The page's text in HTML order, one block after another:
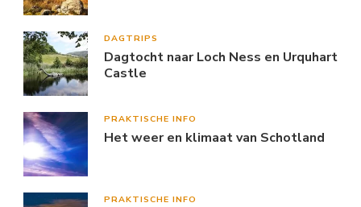
DAGTRIPS
Dagtocht naar Loch Ness en Urquhart
Castle
PRAKTISCHE INFO
Het weer en klimaat van Schotland
PRAKTISCHE INFO